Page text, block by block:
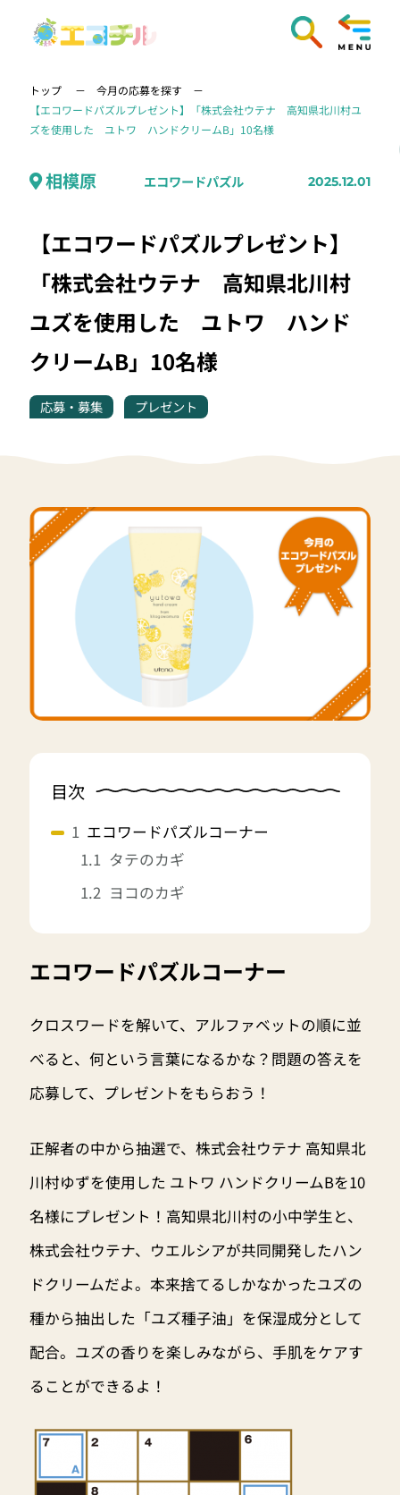
トップ
今月の応募を探す
【エコワードパズルプレゼント】「株式会社ウテナ 高知県北川村ユ
ズを使用した ユトワ ハンドクリームB」10名様
相模原 エコワードパズル 2025.12.01
【エコワードパズルプレゼント】
「株式会社ウテナ 高知県北川村
ユズを使用した ユトワ ハンド
クリームB」10名様
応募・募集 プレゼント
目次
エコワードパズルコーナー
タテのカギ
ヨコのカギ
エコワードパズルコーナー
クロスワードを解いて、アルファベットの順に並
べると、何という言葉になるかな？問題の答えを
応募して、プレゼントをもらおう！
正解者の中から抽選で、株式会社ウテナ 高知県北
川村ゆずを使用した ユトワ ハンドクリームBを10
名様にプレゼント！高知県北川村の小中学生と、
株式会社ウテナ、ウエルシアが共同開発したハン
ドクリームだよ。本来捨てるしかなかったユズの
種から抽出した「ユズ種子油」を保湿成分として
配合。ユズの香りを楽しみながら、手肌をケアす
ることができるよ！